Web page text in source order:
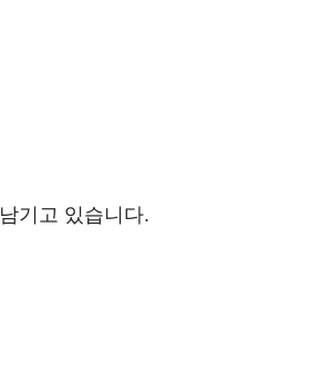
기고 있습니다.